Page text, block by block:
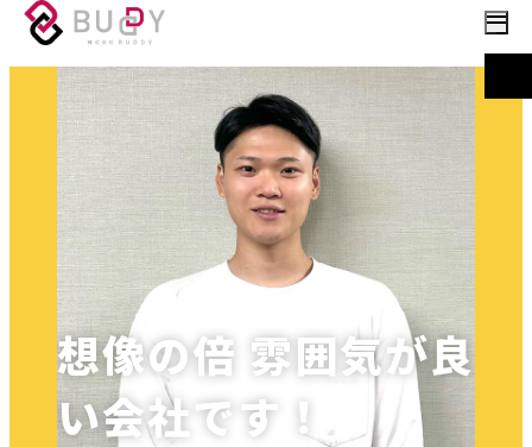
想像の倍 雰囲気が良
い会社です！